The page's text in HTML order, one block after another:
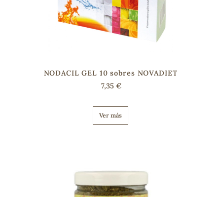
NODACIL GEL 10 sobres NOVADIET
7,35 €
Ver más